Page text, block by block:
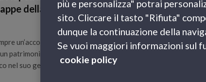
della vostra vacanza
un’accoglienza speciale ai suoi
patrimonio artistico e
nel suo genere.…
consigli sulle
vedere
24 Maggio 2017
più e personalizza" potrai
sito. Cliccare il tasto "Rifiuta"
dunque la continuazione della
Se vuoi maggiori informazioni sul
cookie policy